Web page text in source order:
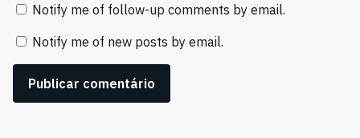
Notify me of follow-up comments by email.
Notify me of new posts by email.